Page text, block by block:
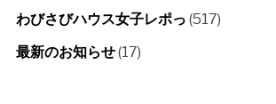
わびさびハウス女子レポっ (517)
最新のお知らせ(17)